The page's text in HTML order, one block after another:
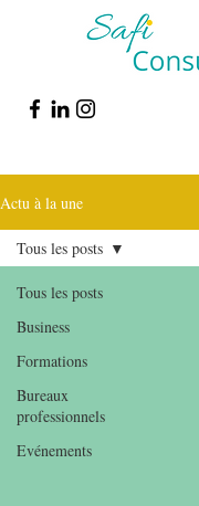
Actu à la une
Tous les posts
Business
Formations
Bureaux
professionnels
Evénements
Tous les posts